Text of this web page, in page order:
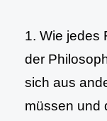
1. Wie jedes
der
sich aus
müssen und